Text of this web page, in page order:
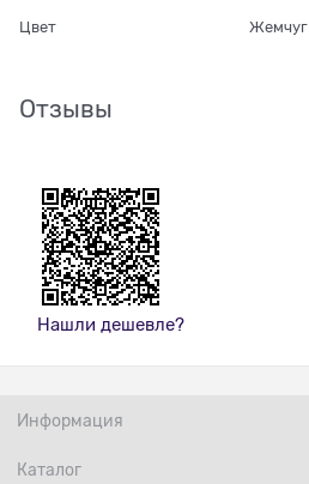
Цвет Жемчуг
Отзывы
Нашли дешевле?
Информация
Каталог